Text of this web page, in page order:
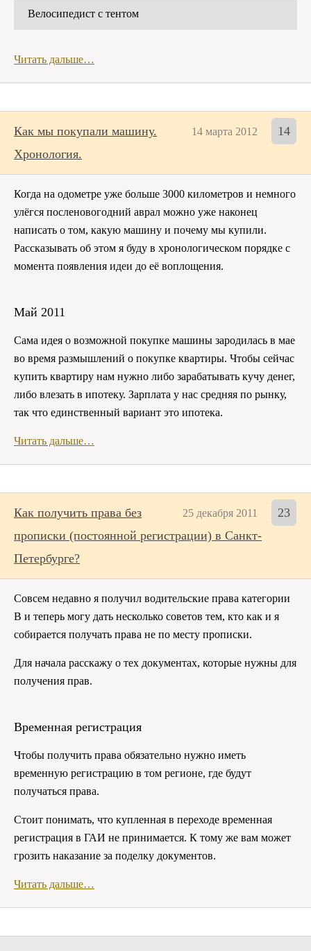
Велосипедист с тентом
Читать дальше…
14 марта 2012 14
Как мы покупали машину.
Хронология.
Когда на одометре уже больше 3000 километров и немного
улёгся посленовогодний аврал можно уже наконец
написать о том, какую машину и почему мы купили.
Рассказывать об этом я буду в хронологическом порядке с
момента появления идеи до её воплощения.
Май 2011
Сама идея о возможной покупке машины зародилась в мае
во время размышлений о покупке квартиры. Чтобы сейчас
купить квартиру нам нужно либо зарабатывать кучу денег,
либо влезать в ипотеку. Зарплата у нас средняя по рынку,
так что единственный вариант это ипотека.
Читать дальше…
25 декабря 2011 23
Как получить права без
прописки (постоянной регистрации) в Санкт-
Петербурге?
Совсем недавно я получил водительские права категории
B и теперь могу дать несколько советов тем, кто как и я
собирается получать права не по месту прописки.
Для начала расскажу о тех документах, которые нужны для
получения прав.
Временная регистрация
Чтобы получить права обязательно нужно иметь
временную регистрацию в том регионе, где будут
получаться права.
Стоит понимать, что купленная в переходе временная
регистрация в ГАИ не принимается. К тому же вам может
грозить наказание за поделку документов.
Читать дальше…